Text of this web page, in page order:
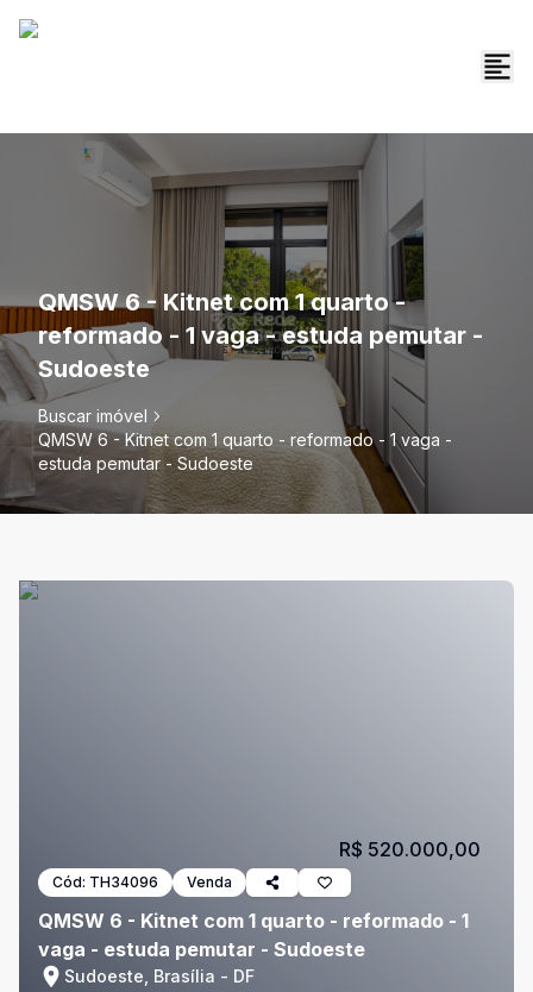
QMSW 6 - Kitnet com 1 quarto -
reformado - 1 vaga - estuda pemutar -
Sudoeste
Buscar imóvel
QMSW 6 - Kitnet com 1 quarto - reformado - 1 vaga -
estuda pemutar - Sudoeste
Cód: TH34096 Venda
QMSW 6 - Kitnet com 1 quarto - reformado - 1
vaga - estuda pemutar - Sudoeste
Sudoeste, Brasília - DF
R$ 520.000,00